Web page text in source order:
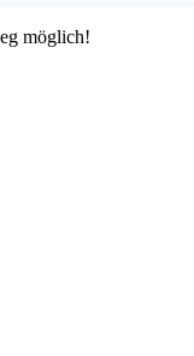
möglich!